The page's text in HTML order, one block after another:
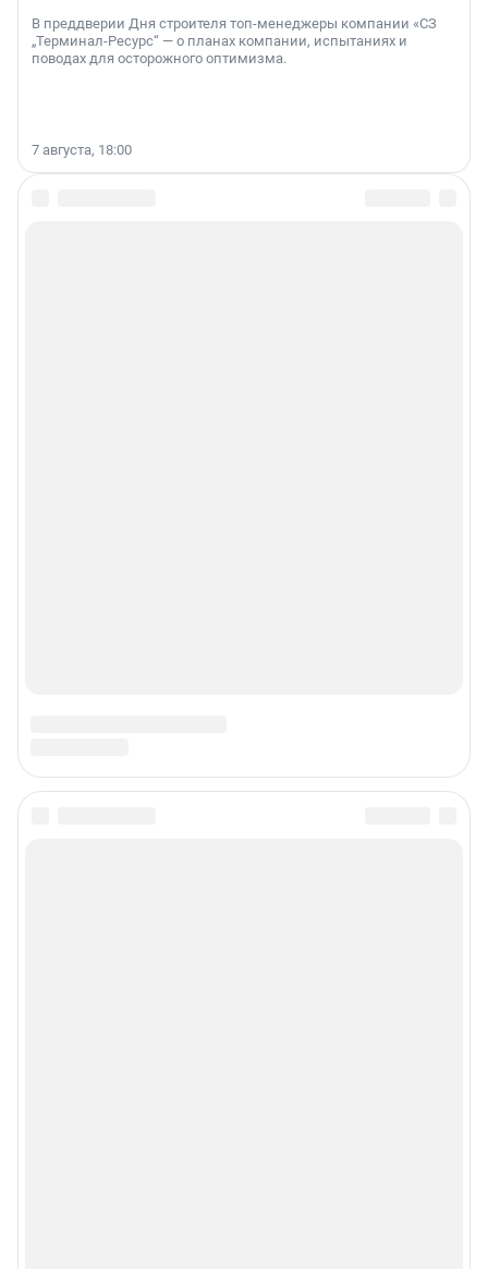
В преддверии Дня строителя топ-менеджеры компании «СЗ
„Терминал-Ресурс“ — о планах компании, испытаниях и
поводах для осторожного оптимизма.
7 августа, 18:00